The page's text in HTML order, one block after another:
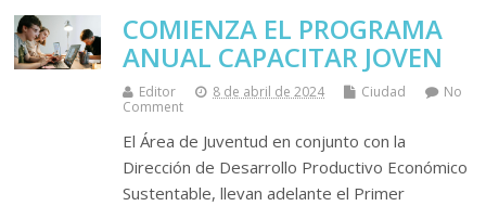
COMIENZA EL PROGRAMA
ANUAL CAPACITAR JOVEN
Editor 8 de abril de 2024 Ciudad
No
Comment
El Área de Juventud en conjunto con la
Dirección de Desarrollo Productivo Económico
Sustentable, llevan adelante el Primer